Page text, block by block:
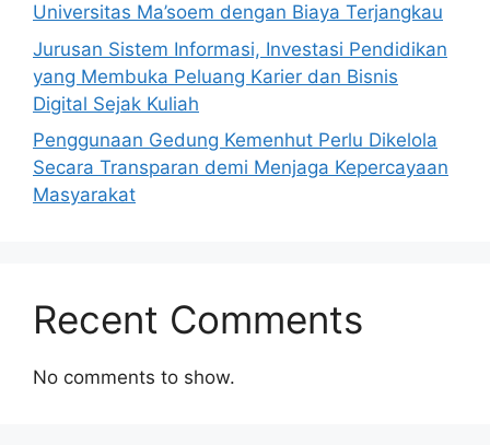
Universitas Ma’soem dengan Biaya Terjangkau
Jurusan Sistem Informasi, Investasi Pendidikan
yang Membuka Peluang Karier dan Bisnis
Digital Sejak Kuliah
Penggunaan Gedung Kemenhut Perlu Dikelola
Secara Transparan demi Menjaga Kepercayaan
Masyarakat
Recent Comments
No comments to show.